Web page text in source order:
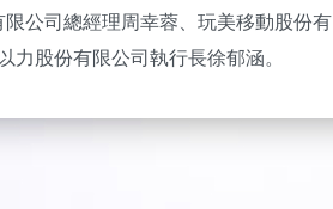
公司總經理周幸蓉、玩美移動股份有
股份有限公司執行長徐郁涵。